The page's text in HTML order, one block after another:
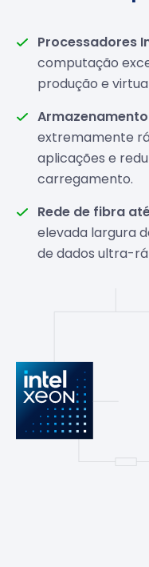
Processadores
computação
produção e
Armazenamento
extremamente
aplicações e
carregamento.
Rede de fibra
elevada largura
de dados ultra-